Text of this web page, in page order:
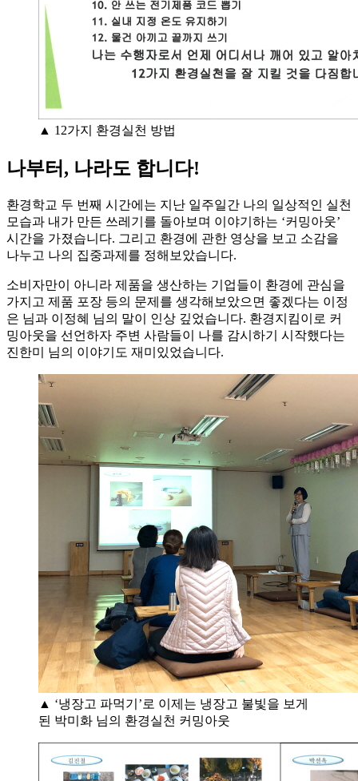
▲ 12가지 환경실천 방법
나부터, 나라도 합니다!
환경학교 두 번째 시간에는 지난 일주일간 나의 일상적인 실천
모습과 내가 만든 쓰레기를 돌아보며 이야기하는 ‘커밍아웃’
시간을 가졌습니다. 그리고 환경에 관한 영상을 보고 소감을
나누고 나의 집중과제를 정해보았습니다.
소비자만이 아니라 제품을 생산하는 기업들이 환경에 관심을
가지고 제품 포장 등의 문제를 생각해보았으면 좋겠다는 이정
은 님과 이정혜 님의 말이 인상 깊었습니다. 환경지킴이로 커
밍아웃을 선언하자 주변 사람들이 나를 감시하기 시작했다는
진한미 님의 이야기도 재미있었습니다.
▲ ‘냉장고 파먹기’로 이제는 냉장고 불빛을 보게
된 박미화 님의 환경실천 커밍아웃